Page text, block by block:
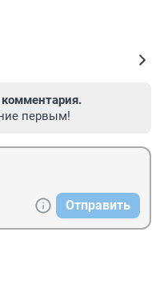
первым!
Отправить